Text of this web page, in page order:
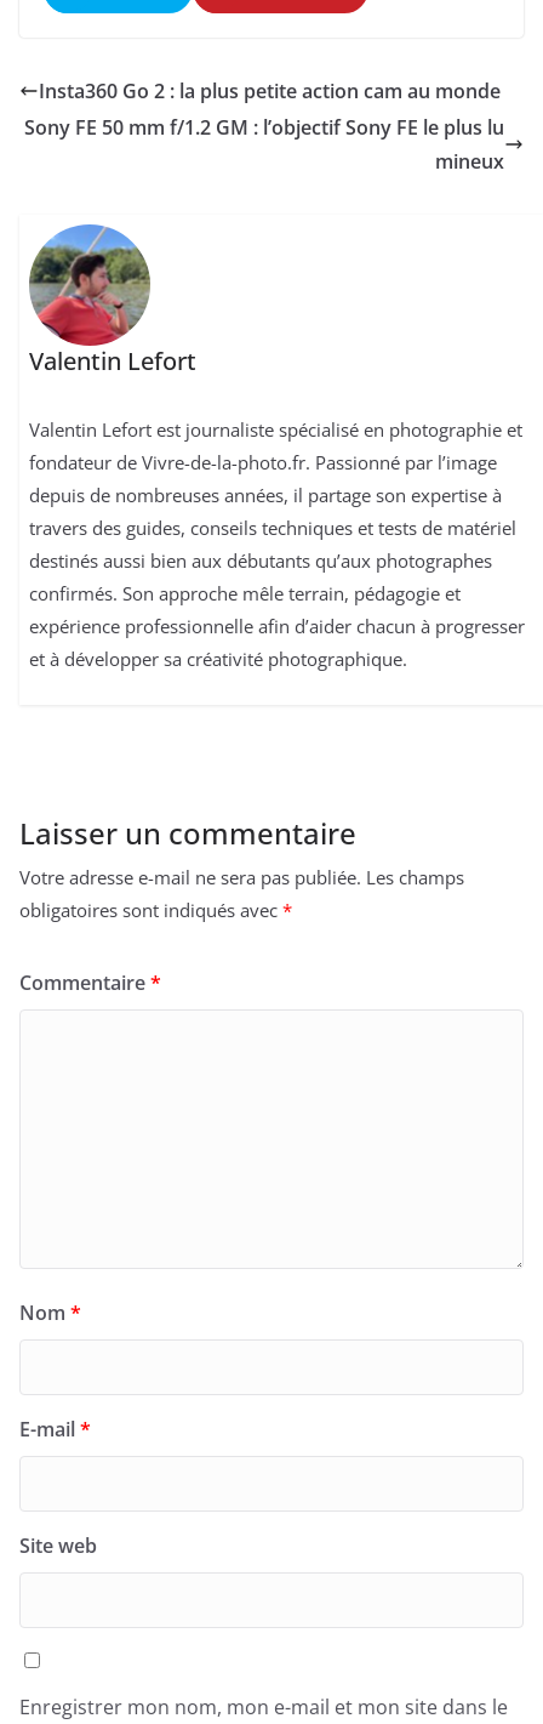
Insta360 Go 2 : la plus petite action cam au monde
Sony FE 50 mm f/1.2 GM : l’objectif Sony FE le plus lu
mineux
Valentin Lefort
Valentin Lefort est journaliste spécialisé en photographie et
fondateur de Vivre-de-la-photo.fr. Passionné par l’image
depuis de nombreuses années, il partage son expertise à
travers des guides, conseils techniques et tests de matériel
destinés aussi bien aux débutants qu’aux photographes
confirmés. Son approche mêle terrain, pédagogie et
expérience professionnelle afin d’aider chacun à progresser
et à développer sa créativité photographique.
Laisser un commentaire
Votre adresse e-mail ne sera pas publiée. Les champs
obligatoires sont indiqués avec *
Commentaire*
Nom *
E-mail*
Site web
Enregistrer mon nom, mon e-mail et mon site dans le